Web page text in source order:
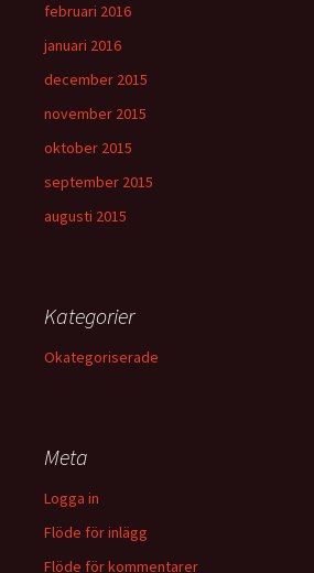
februari 2016
januari 2016
december 2015
november 2015
oktober 2015
september 2015
augusti 2015
Kategorier
Okategoriserade
Meta
Logga in
Flöde för inlägg
Flöde för kommentarer